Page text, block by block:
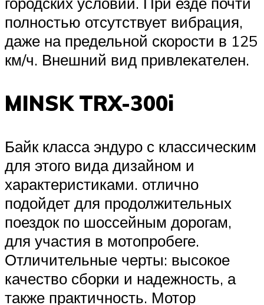
полностью отсутствует вибрация,
даже на предельной скорости в 125
км/ч. Внешний вид привлекателен.
MINSK TRX-300i
Байк класса эндуро с классическим
для этого вида дизайном и
характеристиками. отлично
подойдет для продолжительных
поездок по шоссейным дорогам,
для участия в мотопробеге.
Отличительные черты: высокое
качество сборки и надежность, а
также практичность. Мотор